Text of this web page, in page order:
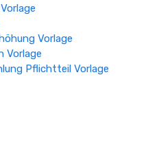
Vorlage
Vorlage
Pflichtteil Vorlage